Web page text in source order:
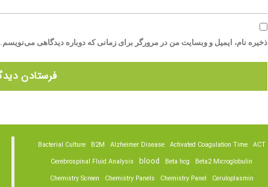
ذخیره نام، ایمیل و وبسایت من در مرورگر برای زمانی که دوباره دیدگاهی می‌نویسم.
ACT
Activated Coagulation Time
Alzheimer Disease
B2M
Bacterial Culture
Beta2 Microglobulin
Beta hcg
blood
Cerebrospinal Fluid Analysis
Ceruloplasmin
Chemistry Panel
Chemistry Panels
Chemistry Screen